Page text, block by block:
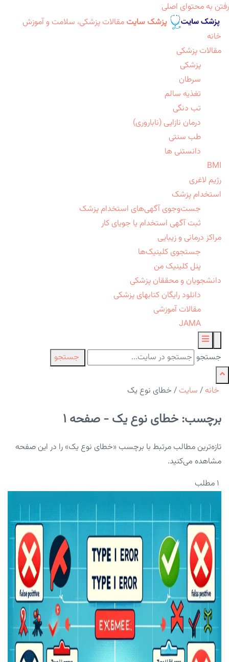
رفتن به محتوای اصلی
پزشک سایت مقالات پزشکی، سلامت و آموزش
خانه
مقالات پزشکی
پزشکی
سرطان
تغذیه سالم
تب دنگی
درمان نازایی (ناباروری)
طب سنتی
دانستنی ها
BMI
رژیم لاغری
استخدام پزشک
جست‌وجوی آگهی‌های استخدام پزشک
ثبت آگهی استخدام یا جویای کار
مراکز درمانی و زیبایی
جستجوی کلینیک‌ها
پنل کلینیک من
دانشجویان و محققان پزشکی
دانلود رایگان کتابهای پزشکی
مقالات آموزشی
JAMA
جستجو جستجو
خانه / سایت / خطای نوع یک
برچسب: خطای نوع یک - صفحه 1
تازه‌ترین مطالب مرتبط با برچسب «خطای نوع یک» را در این صفحه
مشاهده می‌کنید.
۱ مطلب